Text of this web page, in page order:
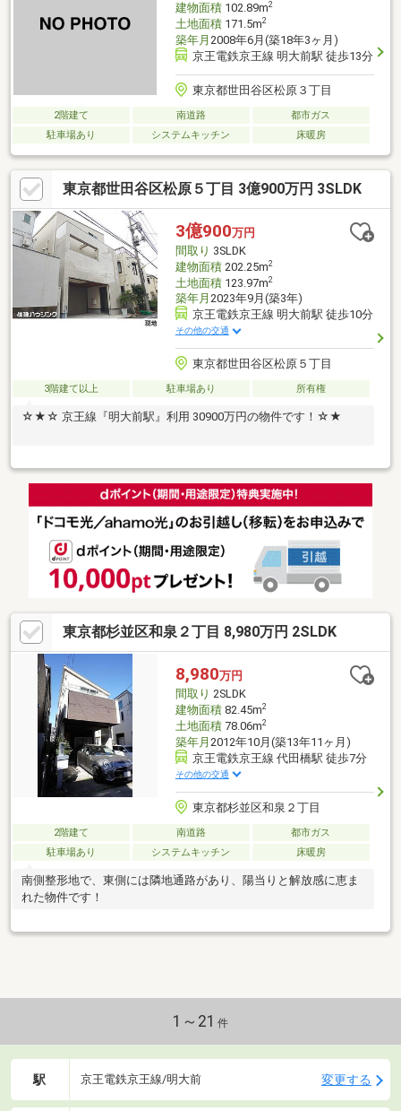
建物面積102.89m2
土地面積171.5m2
築年月 2008年6月(築18年3ヶ月)
京王電鉄京王線 明大前駅 徒歩13分
東京都世田谷区松原３丁目
2階建て 南道路
都市ガス
駐車場あり
システムキッチン 床暖房
東京都世田谷区松原５丁目 3億900万円 3SLDK
3億900万円
間取り 3SLDK
建物面積202.25m2
土地面積123.97m2
築年月 2023年9月(築3年)
京王電鉄京王線 明大前駅 徒歩10分
その他の交通
東京都世田谷区松原５丁目
3階建て以上 駐車場あり 所有権
☆★☆ 京王線『明大前駅』利用 30900万円の物件です！☆★
東京都杉並区和泉２丁目 8,980万円 2SLDK
8,980万円
間取り 2SLDK
建物面積82.45m2
土地面積78.06m2
築年月 2012年10月(築13年11ヶ月)
京王電鉄京王線 代田橋駅 徒歩7分
その他の交通
東京都杉並区和泉２丁目
2階建て 南道路
都市ガス
駐車場あり
システムキッチン 床暖房
南側整形地で、東側には隣地通路があり、陽当りと解放感に恵ま
れた物件です！
1～21 件
駅 京王電鉄京王線/明大前 変更する